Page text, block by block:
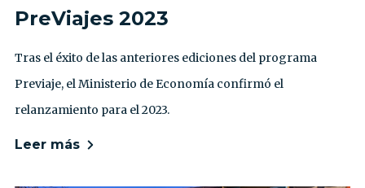
PreViajes 2023
Tras el éxito de las anteriores ediciones del programa
Previaje, el Ministerio de Economía confirmó el
relanzamiento para el 2023.
Leer más